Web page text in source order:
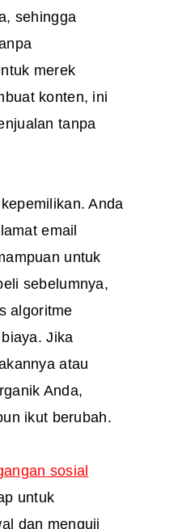
sehingga
merek
konten, ini
tanpa
Anda
email
untuk
sebelumnya,
algoritme
Jika
atau
Anda,
ikut berubah.
sosial
untuk
dan menguji